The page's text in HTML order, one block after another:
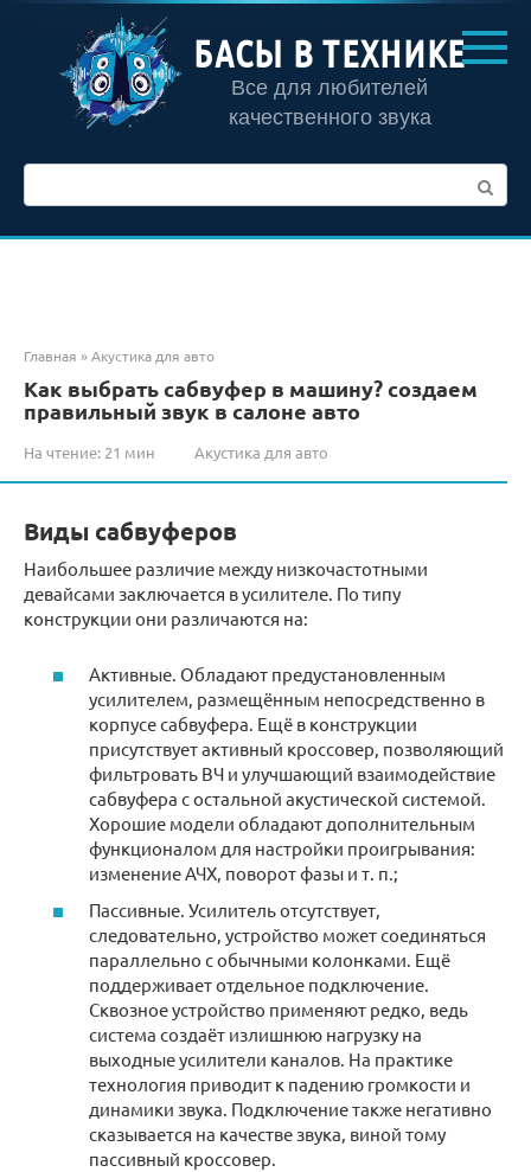
контенту
БАСЫ В ТЕХНИКЕ
Все для любителей
качественного звука
Главная »Акустика для авто
Как выбрать сабвуфер в машину? создаем
правильный звук в салоне авто
На чтение: 21 мин Акустика для авто
Виды сабвуферов
Наибольшее различие между низкочастотными
девайсами заключается в усилителе. По типу
конструкции они различаются на:
Активные. Обладают предустановленным
усилителем, размещённым непосредственно в
корпусе сабвуфера. Ещё в конструкции
присутствует активный кроссовер, позволяющий
фильтровать ВЧ и улучшающий взаимодействие
сабвуфера с остальной акустической системой.
Хорошие модели обладают дополнительным
функционалом для настройки проигрывания:
изменение АЧХ, поворот фазы и т. п.;
Пассивные. Усилитель отсутствует,
следовательно, устройство может соединяться
параллельно с обычными колонками. Ещё
поддерживает отдельное подключение.
Сквозное устройство применяют редко, ведь
система создаёт излишнюю нагрузку на
выходные усилители каналов. На практике
технология приводит к падению громкости и
динамики звука. Подключение также негативно
сказывается на качестве звука, виной тому
пассивный кроссовер.